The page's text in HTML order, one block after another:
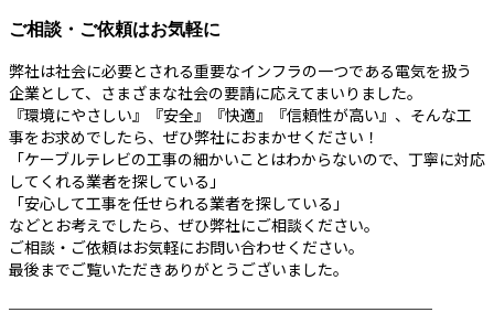
ご相談・ご依頼はお気軽に
弊社は社会に必要とされる重要なインフラの一つである電気を扱う
企業として、さまざまな社会の要請に応えてまいりました。
『環境にやさしい』『安全』『快適』『信頼性が高い』、そんな工
事をお求めでしたら、ぜひ弊社におまかせください！
「ケーブルテレビの工事の細かいことはわからないので、丁寧に対応
してくれる業者を探している」
「安心して工事を任せられる業者を探している」
などとお考えでしたら、ぜひ弊社にご相談ください。
ご相談・ご依頼はお気軽にお問い合わせください。
最後までご覧いただきありがとうございました。
────────────────────────